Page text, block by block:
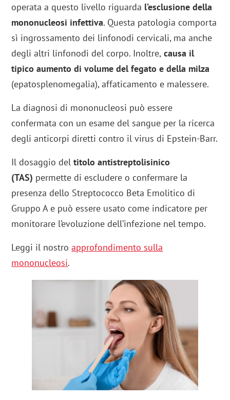
operata a questo livello riguarda l’esclusione della
mononucleosi infettiva. Questa patologia comporta
sì ingrossamento dei linfonodi cervicali, ma anche
degli altri linfonodi del corpo. Inoltre, causa il
tipico aumento di volume del fegato e della milza
(epatosplenomegalia), affaticamento e malessere.
La diagnosi di mononucleosi può essere
confermata con un esame del sangue per la ricerca
degli anticorpi diretti contro il virus di Epstein-Barr.
Il dosaggio deltitolo antistreptolisinico
(TAS) permette di escludere o confermare la
presenza dello Streptococco Beta Emolitico di
Gruppo A e può essere usato come indicatore per
monitorare l’evoluzione dell’infezione nel tempo.
Leggi il nostroapprofondimento sulla
mononucleosi.